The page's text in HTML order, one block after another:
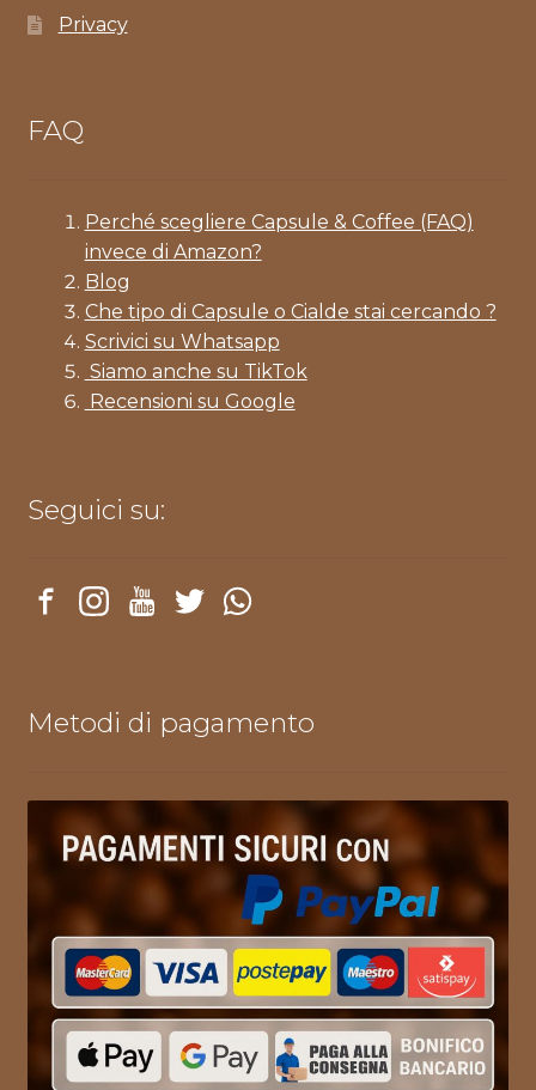
Privacy
FAQ
Perché scegliere Capsule & Coffee (FAQ)
invece di Amazon?
Blog
Che tipo di Capsule o Cialde stai cercando ?
Scrivici su Whatsapp
Siamo anche su TikTok
Recensioni su Google
Seguici su:
Metodi di pagamento